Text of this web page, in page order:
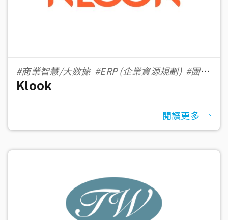
#商業智慧/大數據 #ERP (企業資源規劃) #團隊
協作工具
Klook
閱讀更多